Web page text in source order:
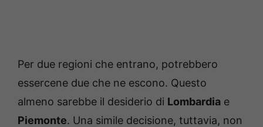
Per due regioni che entrano, potrebbero
essercene due che ne escono. Questo
almeno sarebbe il desiderio di Lombardia e
Piemonte. Una simile decisione, tuttavia, non